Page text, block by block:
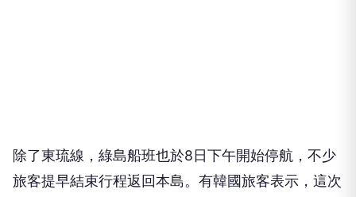
除了東琉線，綠島船班也於8日下午開始停航，不少
旅客提早結束行程返回本島。有韓國旅客表示，這次